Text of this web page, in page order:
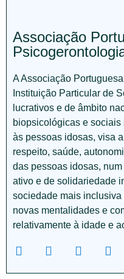
Associação
A Associação
Instituição Particular de
lucrativos e de âmbito
biopsicológicas e
às pessoas idosas, visa
respeito, saúde,
das pessoas idosas,
ativo e de solidariedade
sociedade mais
novas mentalidades e
relativamente à idade e